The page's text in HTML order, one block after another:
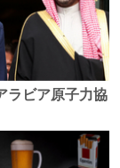
ラビア原子力協